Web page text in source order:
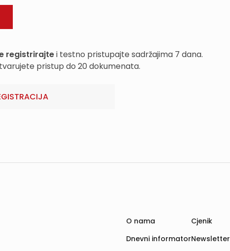
registrirajtei testno pristupajte sadržajima 7 dana.
pristup do 20 dokumenata.
O nama
Dnevni informator
Cjenik
Newsletter